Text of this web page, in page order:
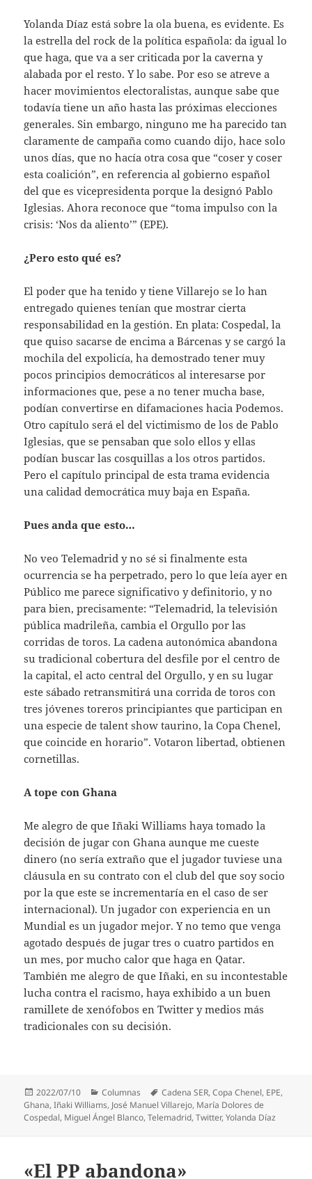
Yolanda Díaz está sobre la ola buena, es evidente. Es
la estrella del rock de la política española: da igual lo
que haga, que va a ser criticada por la caverna y
alabada por el resto. Y lo sabe. Por eso se atreve a
hacer movimientos electoralistas, aunque sabe que
todavía tiene un año hasta las próximas elecciones
generales. Sin embargo, ninguno me ha parecido tan
claramente de campaña como cuando dijo, hace solo
unos días, que no hacía otra cosa que “coser y coser
esta coalición”, en referencia al gobierno español
del que es vicepresidenta porque la designó Pablo
Iglesias. Ahora reconoce que “toma impulso con la
crisis: ‘Nos da aliento’” (EPE).
¿Pero esto qué es?
El poder que ha tenido y tiene Villarejo se lo han
entregado quienes tenían que mostrar cierta
responsabilidad en la gestión. En plata: Cospedal, la
que quiso sacarse de encima a Bárcenas y se cargó la
mochila del expolicía, ha demostrado tener muy
pocos principios democráticos al interesarse por
informaciones que, pese a no tener mucha base,
podían convertirse en difamaciones hacia Podemos.
Otro capítulo será el del victimismo de los de Pablo
Iglesias, que se pensaban que solo ellos y ellas
podían buscar las cosquillas a los otros partidos.
Pero el capítulo principal de esta trama evidencia
una calidad democrática muy baja en España.
Pues anda que esto…
No veo Telemadrid y no sé si finalmente esta
ocurrencia se ha perpetrado, pero lo que leía ayer en
Público me parece significativo y definitorio, y no
para bien, precisamente: “Telemadrid, la televisión
pública madrileña, cambia el Orgullo por las
corridas de toros. La cadena autonómica abandona
su tradicional cobertura del desfile por el centro de
la capital, el acto central del Orgullo, y en su lugar
este sábado retransmitirá una corrida de toros con
tres jóvenes toreros principiantes que participan en
una especie de talent show taurino, la Copa Chenel,
que coincide en horario”. Votaron libertad, obtienen
cornetillas.
A tope con Ghana
Me alegro de que Iñaki Williams haya tomado la
decisión de jugar con Ghana aunque me cueste
dinero (no sería extraño que el jugador tuviese una
cláusula en su contrato con el club del que soy socio
por la que este se incrementaría en el caso de ser
internacional). Un jugador con experiencia en un
Mundial es un jugador mejor. Y no temo que venga
agotado después de jugar tres o cuatro partidos en
un mes, por mucho calor que haga en Qatar.
También me alegro de que Iñaki, en su incontestable
lucha contra el racismo, haya exhibido a un buen
ramillete de xenófobos en Twitter y medios más
tradicionales con su decisión.
Publicado
el
2022/07/10 Categorías
Columnas Etiquetas
Cadena SER,Copa Chenel, EPE,
Ghana,Iñaki Williams, José Manuel Villarejo, María Dolores de
Cospedal, Miguel Ángel Blanco,Telemadrid,Twitter,Yolanda Díaz
«El PP abandona»